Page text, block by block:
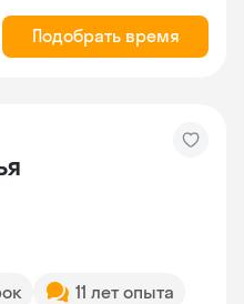
Подобрать время
11 лет опыта